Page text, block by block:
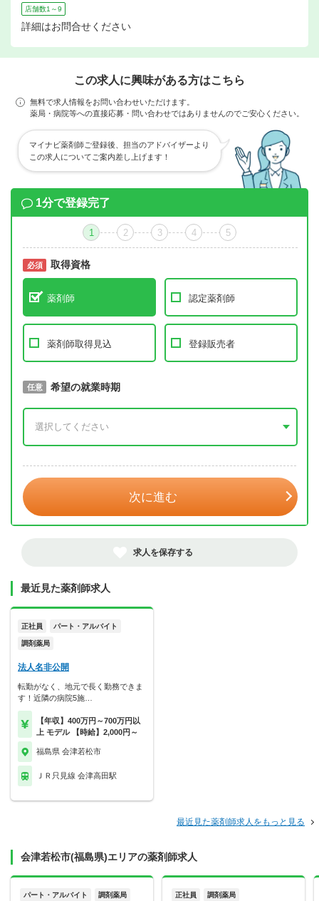
店舗数1～9
詳細はお問合せください
この求人に興味がある方はこちら
無料で求人情報をお問い合わせいただけます。
薬局・病院等への直接応募・問い合わせではありませんのでご安心ください。
マイナビ薬剤師ご登録後、担当のアドバイザーより
この求人についてご案内差し上げます！
1分で登録完了
1 2 3 4 5
必須 取得資格
薬剤師 認定薬剤師
薬剤師取得見込 登録販売者
必須 取得予定年
任意 希望の就業時期
次に進む
求人を保存する
最近見た薬剤師求人
正社員 パート・アルバイト
調剤薬局
法人名非公開
転勤がなく、地元で長く勤務できま
す！近隣の病院5施…
【年収】400万円～700万円以
上 モデル 【時給】2,000円～
福島県 会津若松市
ＪＲ只見線 会津高田駅
最近見た薬剤師求人をもっと見る
会津若松市(福島県)エリアの薬剤師求人
パート・アルバイト 調剤薬局 正社員 調剤薬局